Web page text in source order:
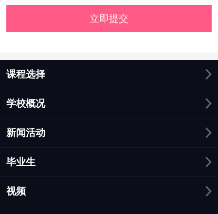
立即提交
课程选择
学校概况
新闻活动
毕业生
视频